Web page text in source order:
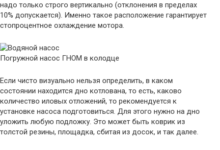
надо только строго вертикально (отклонения в пределах
10% допускается). Именно такое расположение гарантирует
стопроцентное охлаждение мотора.
Погружной насос ГНОМ в колодце
Если чисто визуально нельзя определить, в каком
состоянии находится дно котлована, то есть, каково
количество иловых отложений, то рекомендуется к
установке насоса подготовиться. Для этого нужно на дно
уложить любую подложку. Это может быть коврик из
толстой резины, площадка, сбитая из досок, и так далее.